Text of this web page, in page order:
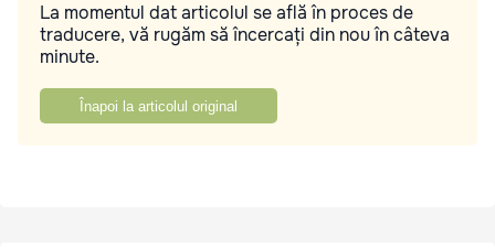
La momentul dat articolul se află în proces de
traducere, vă rugăm să încercați din nou în câteva
minute.
Înapoi la articolul original